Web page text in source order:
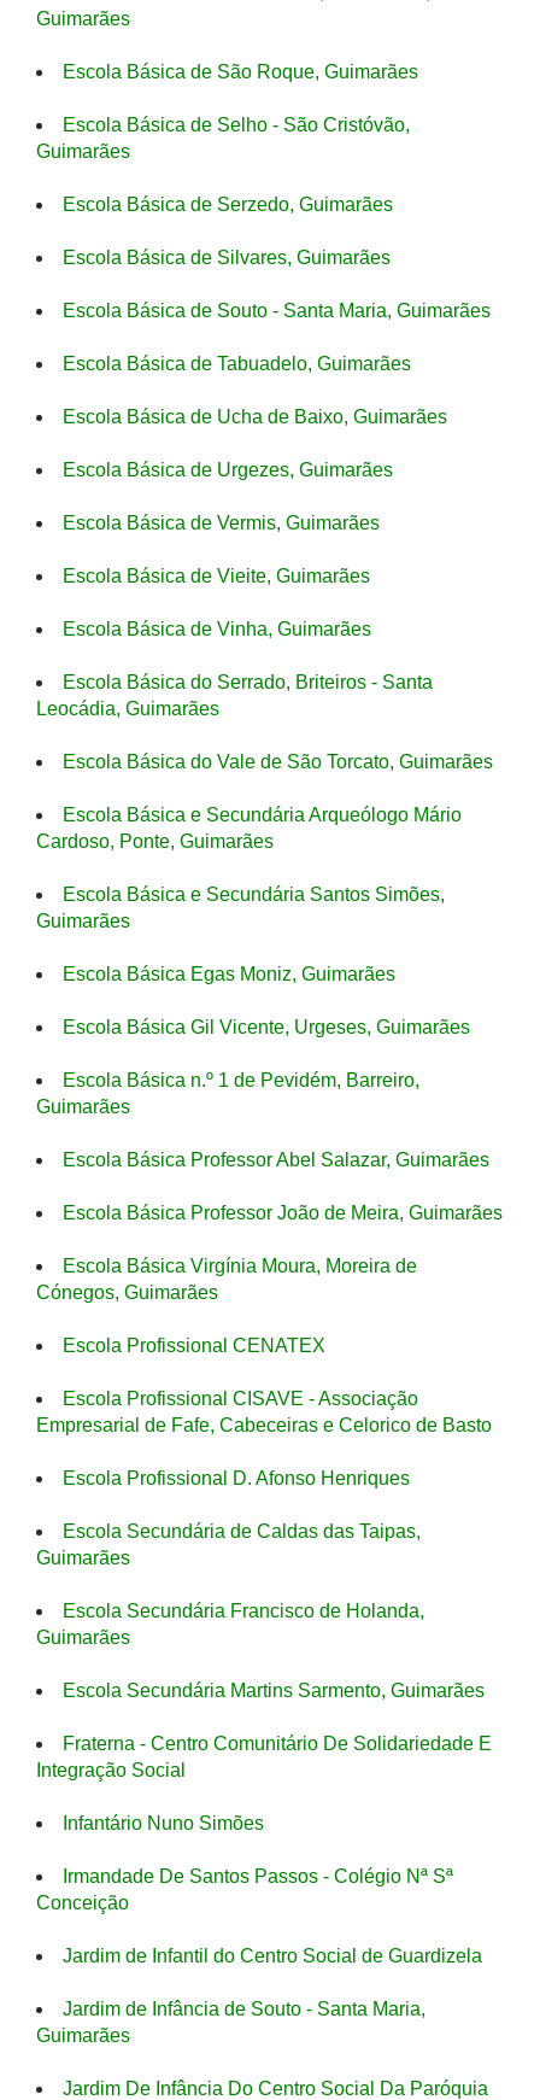
Guimarães
Escola Básica de São Roque, Guimarães
Escola Básica de Selho - São Cristóvão,
Guimarães
Escola Básica de Serzedo, Guimarães
Escola Básica de Silvares, Guimarães
Escola Básica de Souto - Santa Maria, Guimarães
Escola Básica de Tabuadelo, Guimarães
Escola Básica de Ucha de Baixo, Guimarães
Escola Básica de Urgezes, Guimarães
Escola Básica de Vermis, Guimarães
Escola Básica de Vieite, Guimarães
Escola Básica de Vinha, Guimarães
Escola Básica do Serrado, Briteiros - Santa
Leocádia, Guimarães
Escola Básica do Vale de São Torcato, Guimarães
Escola Básica e Secundária Arqueólogo Mário
Cardoso, Ponte, Guimarães
Escola Básica e Secundária Santos Simões,
Guimarães
Escola Básica Egas Moniz, Guimarães
Escola Básica Gil Vicente, Urgeses, Guimarães
Escola Básica n.º 1 de Pevidém, Barreiro,
Guimarães
Escola Básica Professor Abel Salazar, Guimarães
Escola Básica Professor João de Meira, Guimarães
Escola Básica Virgínia Moura, Moreira de
Cónegos, Guimarães
Escola Profissional CENATEX
Escola Profissional CISAVE - Associação
Empresarial de Fafe, Cabeceiras e Celorico de Basto
Escola Profissional D. Afonso Henriques
Escola Secundária de Caldas das Taipas,
Guimarães
Escola Secundária Francisco de Holanda,
Guimarães
Escola Secundária Martins Sarmento, Guimarães
Fraterna - Centro Comunitário De Solidariedade E
Integração Social
Infantário Nuno Simões
Irmandade De Santos Passos - Colégio Nª Sª
Conceição
Jardim de Infantil do Centro Social de Guardizela
Jardim de Infância de Souto - Santa Maria,
Guimarães
Jardim De Infância Do Centro Social Da Paróquia